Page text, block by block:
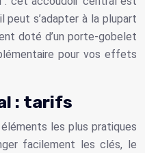
peut s’adapter à la plupart
doté d’un porte-gobelet
pour vos effets
: tarifs
éléments les plus pratiques
facilement les clés, le